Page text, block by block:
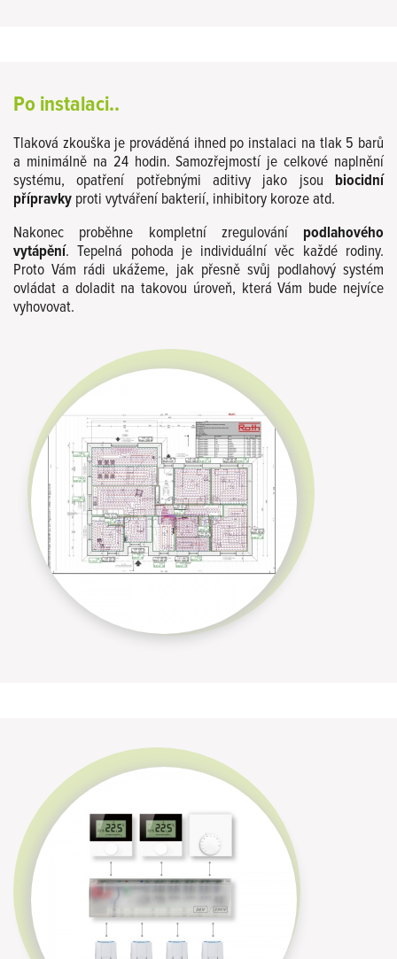
Po instalaci..
Tlaková zkouška je prováděná ihned po instalaci na tlak 5 barů
a minimálně na 24 hodin. Samozřejmostí je celkové naplnění
systému, opatření potřebnými aditivy jako jsou biocidní
přípravky proti vytváření bakterií, inhibitory koroze atd.
Nakonec proběhne kompletní zregulování podlahového
vytápění. Tepelná pohoda je individuální věc každé rodiny.
Proto Vám rádi ukážeme, jak přesně svůj podlahový systém
ovládat a doladit na takovou úroveň, která Vám bude nejvíce
vyhovovat.